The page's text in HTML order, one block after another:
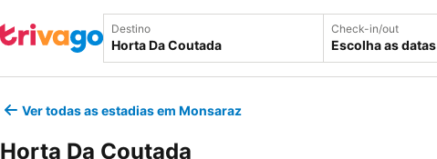
Destino Check-in/out
Escolha as datas
Ver todas as estadias em Monsaraz
Horta Da Coutada